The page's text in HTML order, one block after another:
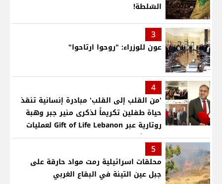
السّلطة!
3
عون للوزراء: "روحوا ارتاحوا"
4
'من القلب إلى القلب' مبادرة إنسانية تنقذ
حياة طفلين تكريماً لذكرى منير جبر وهبة
روتارية عبر Gift of Life Lebanon لعمليات
قلب لأطفال في مستشفى حمود الجامعي
5
محلقات اسرائيلية رمت مواد حارقة على
جبل عين التينة في البقاع الغربي